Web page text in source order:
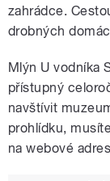
zahrádce.
drobných
Mlýn U vodníka
přístupný
navštívit
prohlídku,
na webové